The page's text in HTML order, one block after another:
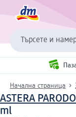
Търсете и
Начална страница
ASTERA
ml